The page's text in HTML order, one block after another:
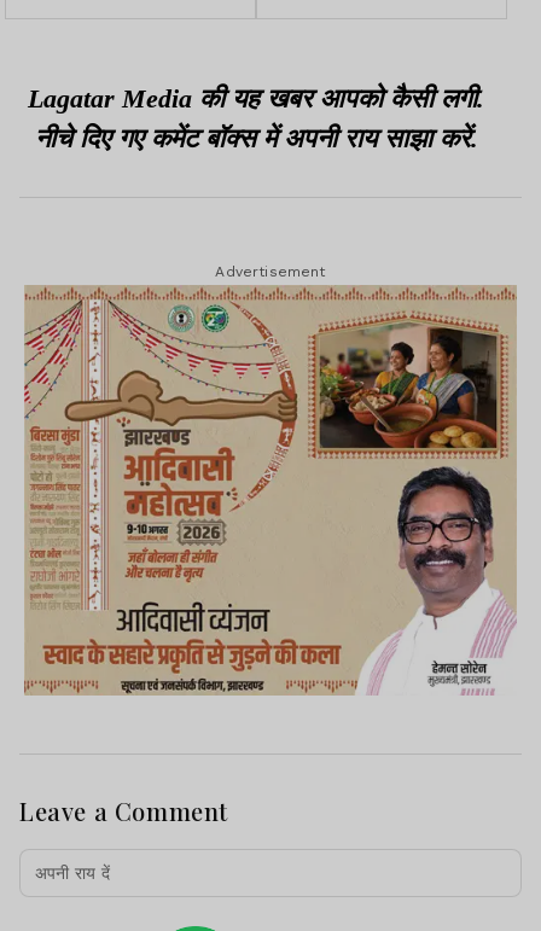
गौड़ बस्ती में बदलेगा जलापूर्ति
बनाया निशाना
Lagatar Media की यह खबर आपको कैसी लगी.
नीचे दिए गए कमेंट बॉक्स में अपनी राय साझा करें.
Advertisement
Leave a Comment